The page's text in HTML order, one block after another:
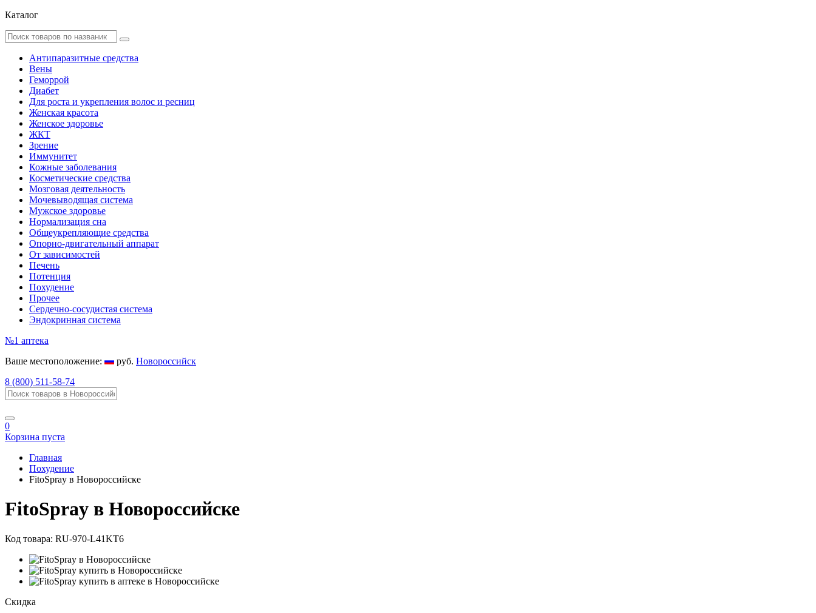
Каталог
Антипаразитные средства
Вены
Геморрой
Диабет
Для роста и укрепления волос и ресниц
Женская красота
Женское здоровье
ЖКТ
Зрение
Иммунитет
Кожные заболевания
Косметические средства
Мозговая деятельность
Мочевыводящая система
Мужское здоровье
Нормализация сна
Общеукрепляющие средства
Опорно-двигательный аппарат
От зависимостей
Печень
Потенция
Похудение
Прочее
Сердечно-сосудистая система
Эндокринная система
№1 аптека
Ваше местоположение:
руб. Новороссийск
8 (800) 511-58-74
0
Корзина пуста
Главная
Похудение
FitoSpray в Новороссийске
FitoSpray в Новороссийске
Код товара: RU-970-L41KT6
Скидка